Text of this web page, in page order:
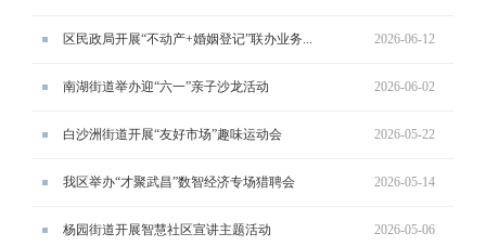
区民政局开展“不动产+婚姻登记”联办业务... 2026-06-12
南湖街道举办迎“六一”亲子沙龙活动 2026-06-02
白沙洲街道开展“友好市场”趣味运动会 2026-05-22
我区举办“才聚武昌”数智经济专场猎聘会 2026-05-14
杨园街道开展智慧社区宣讲主题活动 2026-05-06